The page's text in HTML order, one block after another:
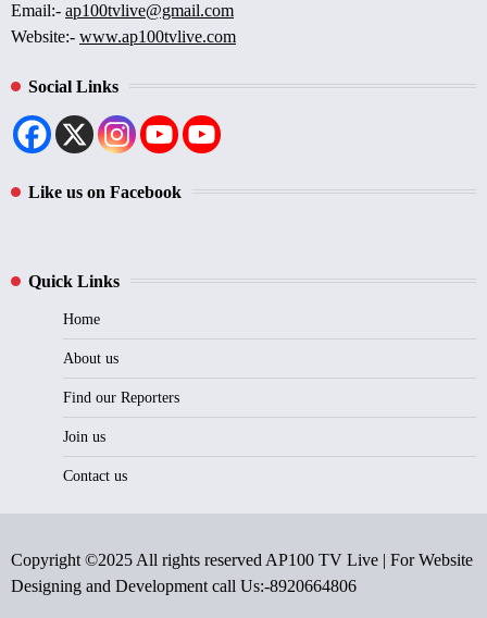
Email:- ap100tvlive@gmail.com
Website:- www.ap100tvlive.com
Social Links
Like us on Facebook
Quick Links
Home
About us
Find our Reporters
Join us
Contact us
Copyright ©2025 All rights reserved AP100 TV Live | For Website
Designing and Development call Us:-8920664806